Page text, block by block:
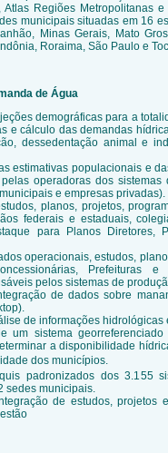
Atlas Regiões Metropolitanas
municipais situadas em 16
Minas Gerais, Mato
Roraima, São Paulo e
de Água
demográficas para a
e cálculo das demandas
dessedentação animal e
estimativas populacionais e
operadoras dos sistemas
e empresas privadas).
planos, projetos,
federais e estaduais,
para Planos Diretores,
operacionais, estudos,
Prefeituras
pelos sistemas de
de dados sobre
de informações
um sistema
a disponibilidade
dos municípios.
padronizados dos 3.155
sedes municipais.
de estudos, projetos